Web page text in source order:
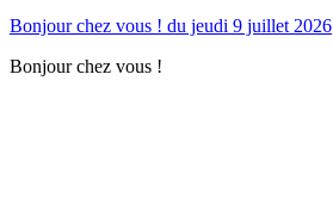
Bonjour chez vous ! du jeudi 9 juillet 2026
Bonjour chez vous !